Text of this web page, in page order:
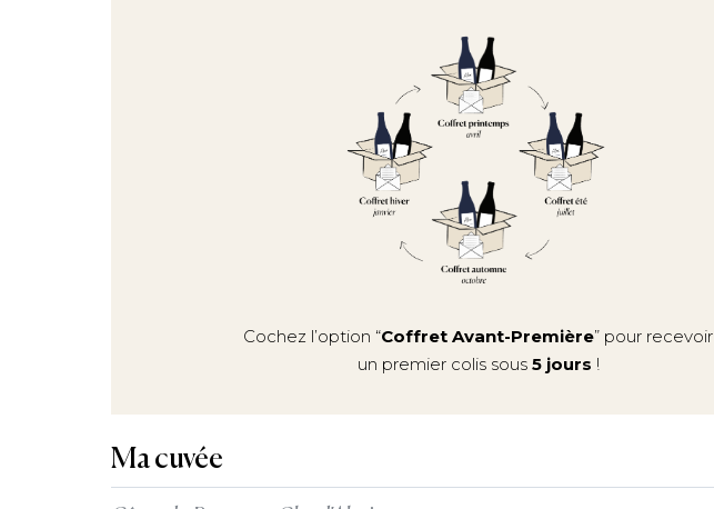
Cochez l’option “Coffret Avant-Première” pour recevoir
un premier colis sous 5 jours !
Ma cuvée